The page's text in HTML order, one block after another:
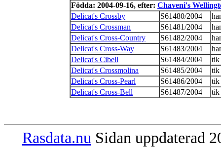
Födda: 2004-09-16, efter: Chaveni's
Delicat's Crossby
S61480/2004
Delicat's Crossman
S61481/2004
Delicat's Cross-Country
S61482/2004
Delicat's Cross-Way
S61483/2004
Delicat's Cibell
S61484/2004
tik
Delicat's Crossmolina
S61485/2004
tik
Delicat's Cross-Pearl
S61486/2004
tik
Delicat's Cross-Bell
S61487/2004 tik
Rasdata.nu Sidan uppdaterad